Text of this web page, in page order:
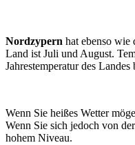
Nordzypern hat ebenso wie
Land ist Juli und August.
Jahrestemperatur des Landes
Wenn Sie heißes Wetter
Wenn Sie sich jedoch von
hohem Niveau.